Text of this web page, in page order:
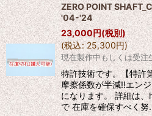
ZERO POINT
'04-'24
23,000円(税別)
(税込: 25,300円)
現在製作中もしくは受注
特許技術です。【特許
摩擦係数が半減!!エン
になります。 詳細は
で 在庫を確保すべく